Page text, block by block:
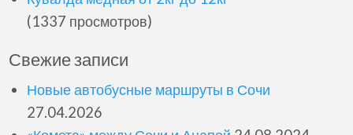
(1337 просмотров)
Свежие записи
Новые автобусные маршруты в Сочи
27.04.2026